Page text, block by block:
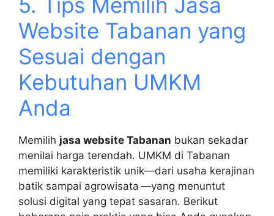
Website Tabanan yang
Sesuai dengan
Kebutuhan UMKM
Anda
Memilih jasa website Tabanan bukan sekadar
menilai harga terendah. UMKM di Tabanan
memiliki karakteristik unik—dari usaha kerajinan
batik sampai agrowisata —yang menuntut
solusi digital yang tepat sasaran. Berikut